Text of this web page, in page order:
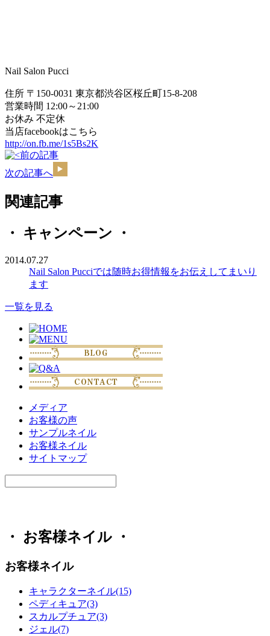
Nail Salon Pucci
住所 〒150-0031 東京都渋谷区桜丘町15-8-208
営業時間 12:00～21:00
お休み 不定休
当店facebookはこちら
http://on.fb.me/1s5Bs2K
前の記事
次の記事へ
関連記事
・ キャンペーン ・
2014.07.27
Nail Salon Pucciでは随時お得情報をお伝えしてまいり
ます
一覧を見る
メディア
お客様の声
サンプルネイル
お客様ネイル
サイトマップ
・ お客様ネイル ・
お客様ネイル
キャラクターネイル(15)
ペディキュア(3)
スカルプチュア(3)
ジェル(7)